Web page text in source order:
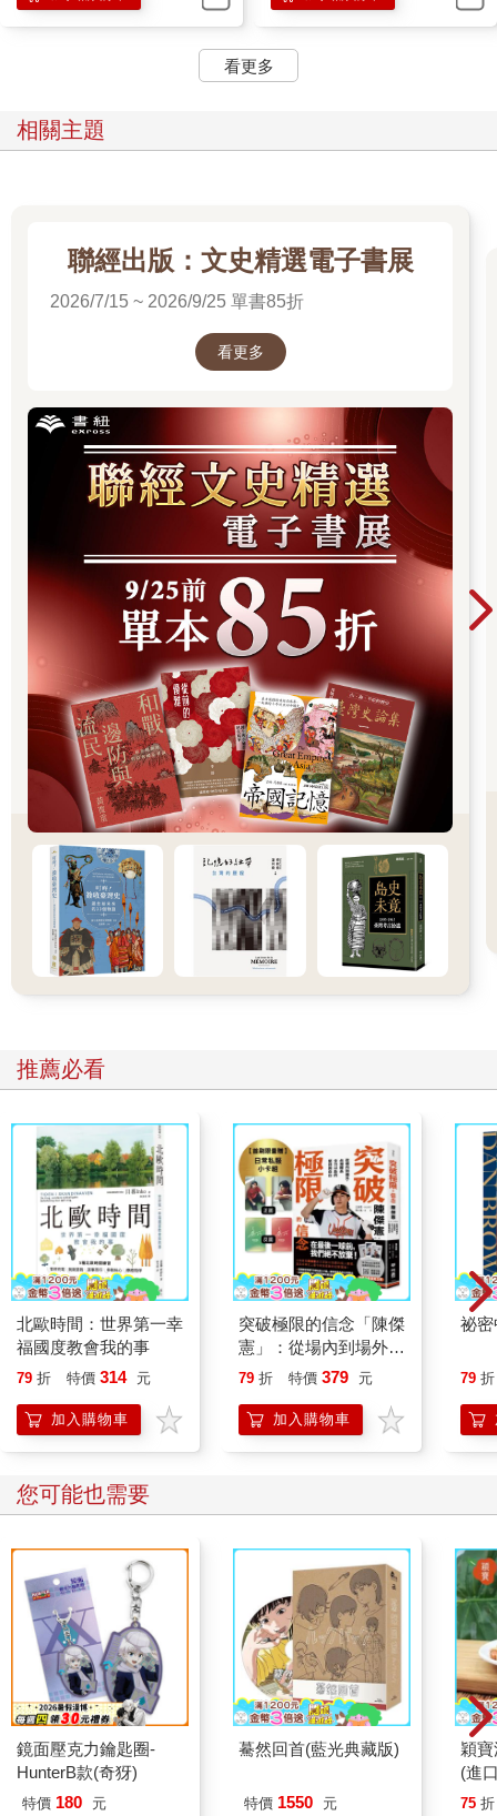
「我沒有想要當明星，我只想吃東西。」
的一直往前走，我卻還會回答張元碩。
來，「來我們吉他社，每天都有東西可以吃喔！」
他的話讓我停下腳步，方琦然嘖了一聲。
西，在吉他社每天都有零食可以吃！我每天都會帶零食去，保證
食物』，一聽就是臨時的自創曲。
吃到好多好吃的東西，那個音樂聽起來就像是天籟一樣呀！
所以呢，單蠢如我、天真如我，就這樣加入了吉他社。
張元碩當然也問了在一旁的方琦然，她這大美女如冰山一樣冷聲
「熱舞社～不有趣～吉他社～比較有趣～」白痴的張元碩如法炮
製又自彈自唱起來，沒想到方琦然全然不吃這套，直接轉頭就
走，徒留一地尷尬。
而後我就加入了吉他社，還意思意思買了把二手吉他，放在社辦
裡面從來沒拿起來過。
同時也發現真相是殘酷的，張元碩小氣得要命根本沒有『主動』
帶過零食，每次都要我說想要離開社團才會趕緊帶個一兩包零食
過來。
吉他社說穿了，就是名存實亡的社團，廣大的幽靈人口，無能卻
不願讓吉他社斷送在他手中，只好招集許多幽靈社員，反正只要
人數到了就不會被廢社。
於是乎就這樣惡性循環，吉他社的社員對吉他都沒興趣。
所以現在忽然說要上台表演，鬼才會勒，我連吉他要怎麼拿都不
知道。
「恕難從命，社長。」所以此刻的我拒絕。
張元碩又用那種好可憐的表情看我，他真的很會擺這種臉，不過
我已經不是天真的孩子，所以用力搖頭。
「沒用的，社長，我連Do、Re、Mi在哪都不知道。」我打算兩手
一攤，不過一隻手還被他抓著，所以只能聳肩。
「基本上吉他是分G、D、F等音名。沒關係，我可以從頭教
妳。」張元碩又再說漂亮話。
「可是，可是上台表演不可能只要一個人啊！」
「還有我啊，還有雙胞胎姊妹也很會彈，或是小獻阿奎他們。」
「那你找他們就好了啊。」我用力甩卻甩不開張元碩的手。
「問題就是雙胞胎姊妹不好控制，小獻和阿奎又沒答應我……」
我對吉他又沒興趣，這一次我一定要嚴正表示自己不要，所以我
深吸一口氣，開口說：「社長，我愛莫能助，因為……」
「這一次保證在妳練習的時候，每天有早餐吃。」張元碩掛的保
證就跟政客的話一樣不能信。
我可不是當時剛入學的傻妞，才不信，「社長，我真的……」
「只要一天沒早餐，妳就可以不用練習，如何？」
喔？
這句話讓我眼睛一亮，「……保證？」
「發誓。」張元碩此刻以從賊頭賊腦的騙子變成天使，這種保證
我答應了也沒損失。
畢竟早餐只有五十塊實在心寒，我正值成長期，早餐永遠吃不
夠，每天十點就餓。
「那，我就來練一下吉他吧。」輕易就被食物收買的我，未來真
是光明一片。
「項微心果然是最好控……不對，是最棒的孩子！」張元碩開心
到都講出真心話，不過無所謂，反正食物才是最重要的。
如我預料，這件事情讓方琦然知道只換來白眼與辱罵，對，是辱
罵，白痴只是剛開始。
團、為了食物要開始練習不喜歡的東西，妳這貪吃的矮胖子，再
來是不是要為了食物把自己賣掉，或是有人每天送妳早餐吃妳就
跟人交往？」
「大人啊，臣妾惶恐，請不要再罵了～拜託！古云『人為財死，
鳥為食亡』呀，也許臣妾上輩子就是一隻鳥，這輩子才愛吃
呀！」我雙手學著韓劇道歉手勢，合掌不斷來回搓著。
「然後又屬金牛，固執、貪吃又貪財。」方琦然再次白眼。
「貪財乃人之天性，女人要有獨立經濟能力才不用看人臉色
呀。」我嘿嘿笑著，明明說的話如此正面具有教育意義，但是表
情活像古代奸臣一般。
「如果妳答應了，就不要半途而廢，還要上台表演，真不知道妳
看更多
相關主題
聯經出版：文史精選電子書展
2026/7/15 ~ 2026/9/25 單書85折
看更多
推薦必看
北歐時間：世界第一幸
福國度教會我的事
79 折 特價 314 元
加入購物車
突破極限的信念「陳傑
憲」：從場內到場外，
台灣隊長全力以赴的堅
「日常私服小卡組」）
79 折 特價 379 元
加入購物車
祕
79 折
您可能也需要
鏡面壓克力鑰匙圈-
HunterB款(奇犽)
特價 180 元
驀然回首(藍光典藏版)
特價 1550 元
穎
(進
75 折